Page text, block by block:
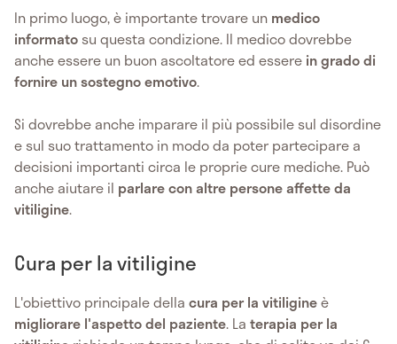
In primo luogo, è importante trovare un medico
informato su questa condizione. Il medico dovrebbe
anche essere un buon ascoltatore ed essere in grado di
fornire un sostegno emotivo.
Si dovrebbe anche imparare il più possibile sul disordine
e sul suo trattamento in modo da poter partecipare a
decisioni importanti circa le proprie cure mediche. Può
anche aiutare il parlare con altre persone affette da
vitiligine.
Cura per la vitiligine
L'obiettivo principale della cura per la vitiligineè
migliorare l'aspetto del paziente. La terapia per la